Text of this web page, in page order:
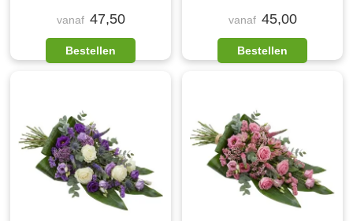
vanaf 47,50
Bestellen
vanaf 45,00
Bestellen